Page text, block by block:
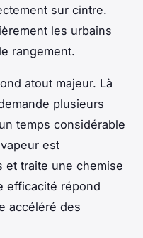
sur cintre.
les urbains
rangement.
atout majeur. Là
plusieurs
temps considérable
est
et traite une chemise
efficacité répond
accéléré des